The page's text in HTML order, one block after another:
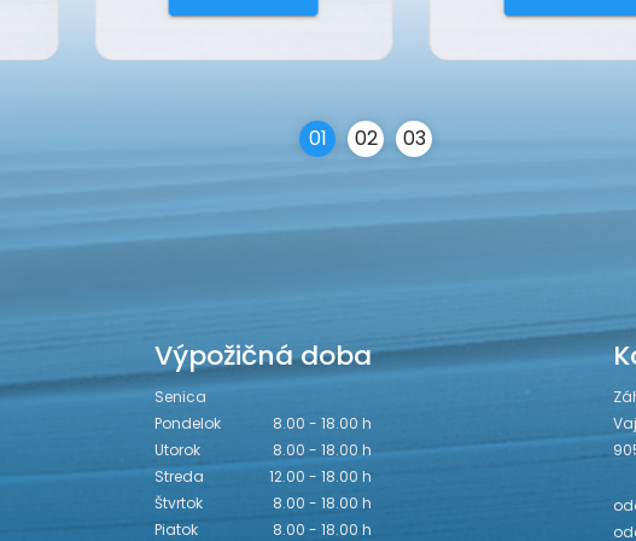
01 02 03
Výpožičná doba
Senica
Pondelok
8.00 - 18.00 h
Utorok
8.00 - 18.00 h
Streda
12.00 - 18.00 h
Štvrtok
8.00 - 18.00 h
Piatok
8.00 - 18.00 h